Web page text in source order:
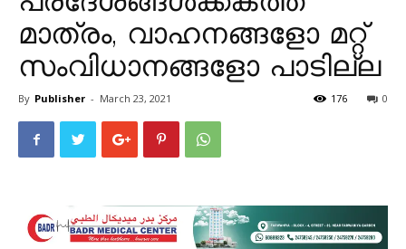
മാത്രം, വാഹനങ്ങളോ മറ്റ്
സംവിധാനങ്ങളോ പാടില്ല
By Publisher - March 23, 2021 0
176